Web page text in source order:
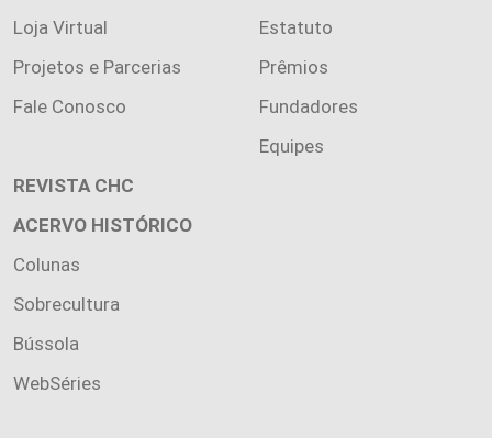
Loja Virtual
Projetos e Parcerias
Fale Conosco
Estatuto
Prêmios
Fundadores
Equipes
REVISTA CHC
ACERVO HISTÓRICO
Colunas
Sobrecultura
Bússola
WebSéries